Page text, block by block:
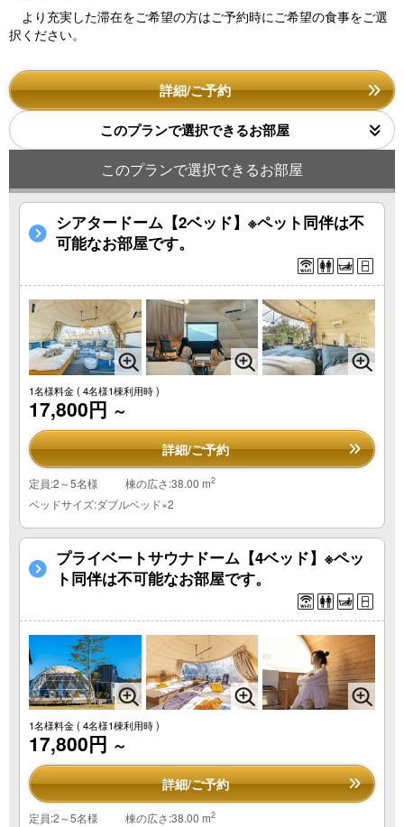
より充実した滞在をご希望の方はご予約時にご希望の食事をご選
択ください。
詳細/ご予約
このプランで選択できるお部屋
このプランで選択できるお部屋
シアタードーム【2ベッド】※ペット同伴は不
可能なお部屋です。
1名様料金( 4名様1棟利用時 )
17,800円 ～
詳細/ご予約
定員:2～5名様 棟の広さ:38.00 m2
ベッドサイズ:ダブルベッド×2
プライベートサウナドーム【4ベッド】※ペッ
ト同伴は不可能なお部屋です。
1名様料金( 4名様1棟利用時 )
17,800円 ～
詳細/ご予約
定員:2～5名様 棟の広さ:38.00 m2